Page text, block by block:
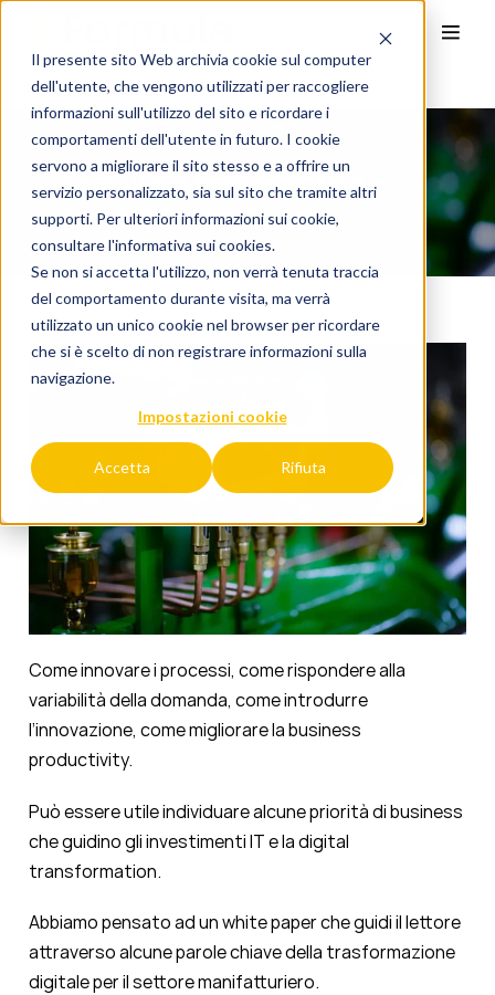
Il presente sito Web archivia cookie sul computer
dell'utente, che vengono utilizzati per raccogliere
informazioni sull'utilizzo del sito e ricordare i
comportamenti dell'utente in futuro. I cookie
servono a migliorare il sito stesso e a offrire un
servizio personalizzato, sia sul sito che tramite altri
supporti. Per ulteriori informazioni sui cookie,
consultare l'informativa sui cookies.
Se non si accetta l'utilizzo, non verrà tenuta traccia
del comportamento durante visita, ma verrà
utilizzato un unico cookie nel browser per ricordare
che si è scelto di non registrare informazioni sulla
navigazione.
Impostazioni cookie
Accetta Rifiuta
Execution Best Practice – focus manufacturing
Execution Best Practice –
focus manufacturing
Come innovare i processi, come rispondere alla
variabilità della domanda, come introdurre
l’innovazione, come migliorare la business
productivity.
Può essere utile individuare alcune priorità di business
che guidino gli investimenti IT e la digital
transformation.
Abbiamo pensato ad un white paper che guidi il lettore
attraverso alcune parole chiave della trasformazione
digitale per il settore manifatturiero.